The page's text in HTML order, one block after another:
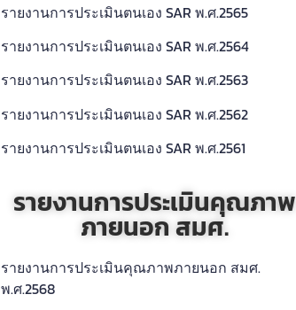
รายงานการประเมินตนเอง SAR พ.ศ.2565
รายงานการประเมินตนเอง SAR พ.ศ.2564
รายงานการประเมินตนเอง SAR พ.ศ.2563
รายงานการประเมินตนเอง SAR พ.ศ.2562
รายงานการประเมินตนเอง SAR พ.ศ.2561
รายงานการประเมินคุณภาพ
ภายนอก สมศ.
รายงานการประเมินคุณภาพภายนอก สมศ.
พ.ศ.2568